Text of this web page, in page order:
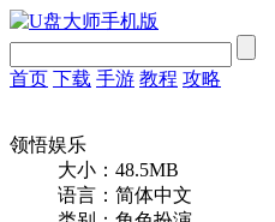
首页 下载 手游 教程 攻略
领悟娱乐
大小：48.5MB
语言：简体中文